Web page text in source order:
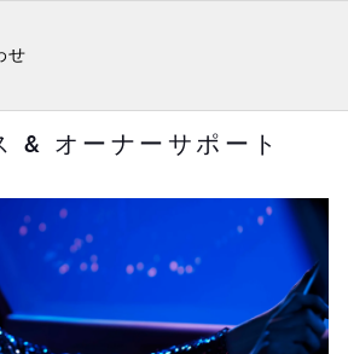
せ
& オーナーサポート